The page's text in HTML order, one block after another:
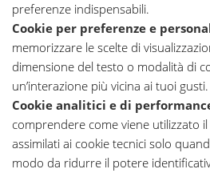
preferenze indispensabili.
Cookie per preferenze e
memorizzare le scelte di
dimensione del testo o modalità di
un’interazione più vicina ai tuoi gusti.
Cookie analitici e di
comprendere come viene utilizzato
assimilati ai cookie tecnici solo
modo da ridurre il potere